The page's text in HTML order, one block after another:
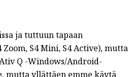
ja tuttuun tapaan
S4 Mini, S4 Active), mutta
Q -Windows/Android-
mutta yllättäen emme käytä